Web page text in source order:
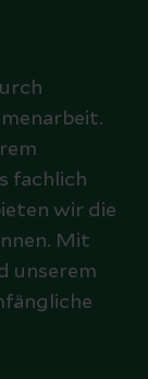
fachlich
wir die
Mit
unserem